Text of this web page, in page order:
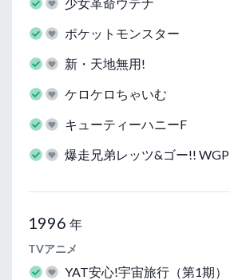
ポケットモンスター
新・天地無用!
ケロケロちゃいむ
キューティーハニーF
爆走兄弟レッツ&ゴー!! WGP
1996 年
TVアニメ
YAT安心!宇宙旅行（第1期）